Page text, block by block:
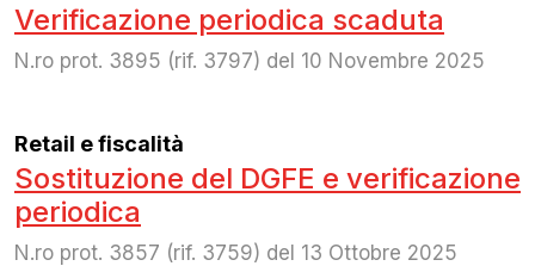
Verificazione periodica scaduta
N.ro prot. 3895 (rif. 3797) del 10 Novembre 2025
Retail e fiscalità
Sostituzione del DGFE e verificazione
periodica
N.ro prot. 3857 (rif. 3759) del 13 Ottobre 2025